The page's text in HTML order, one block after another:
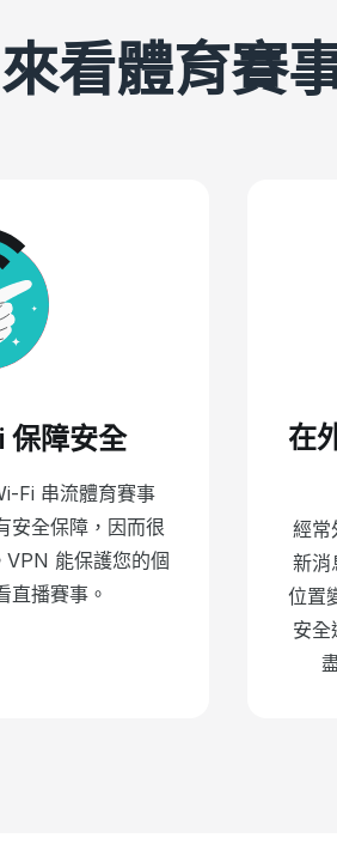
看體育賽
保障安全
Fi 串流體育賽事
安全保障，因而很
VPN 能保護您的個
直播賽事。
在
經常
新消
位置
安全